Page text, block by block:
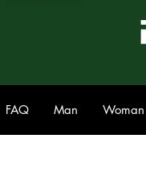
FAQ Man Woman